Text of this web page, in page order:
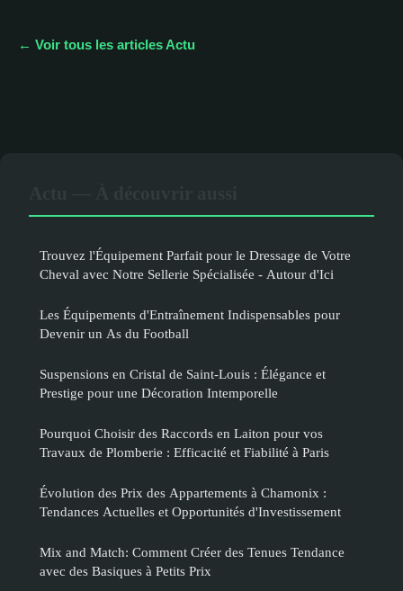
← Voir tous les articles Actu
Trouvez l'Équipement Parfait pour le Dressage de Votre
Cheval avec Notre Sellerie Spécialisée - Autour d'Ici
Les Équipements d'Entraînement Indispensables pour
Devenir un As du Football
Suspensions en Cristal de Saint-Louis : Élégance et
Prestige pour une Décoration Intemporelle
Pourquoi Choisir des Raccords en Laiton pour vos
Travaux de Plomberie : Efficacité et Fiabilité à Paris
Évolution des Prix des Appartements à Chamonix :
Tendances Actuelles et Opportunités d'Investissement
Mix and Match: Comment Créer des Tenues Tendance
avec des Basiques à Petits Prix